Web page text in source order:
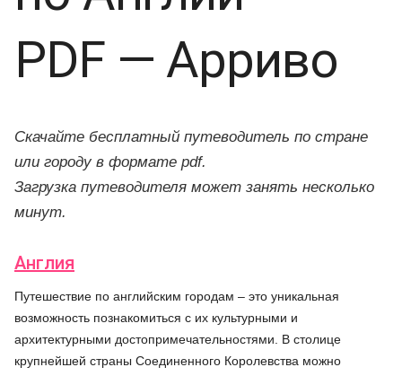
PDF — Арриво
Скачайте бесплатный путеводитель по стране
или городу в формате pdf.
Загрузка путеводителя может занять несколько
минут.
Англия
Путешествие по английским городам – это уникальная
возможность познакомиться с их культурными и
архитектурными достопримечательностями. В столице
крупнейшей страны Соединенного Королевства можно